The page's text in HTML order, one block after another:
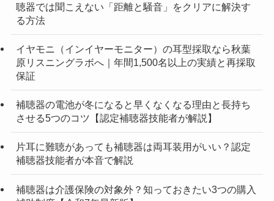
聴器では聞こえない「距離と騒音」をクリアに解決す
る方法
イヤモニ（インイヤーモニター）の耳型採取なら秋葉
原リスニングラボへ｜年間1,500名以上の実績と再採取
保証
補聴器の電池が冬になると早くなくなる理由と長持ち
させる5つのコツ【認定補聴器技能者が解説】
片耳に難聴があっても補聴器は両耳装用がいい？認定
補聴器技能者が本音で解説
補聴器は介護保険の対象外？知っておきたい3つの購入